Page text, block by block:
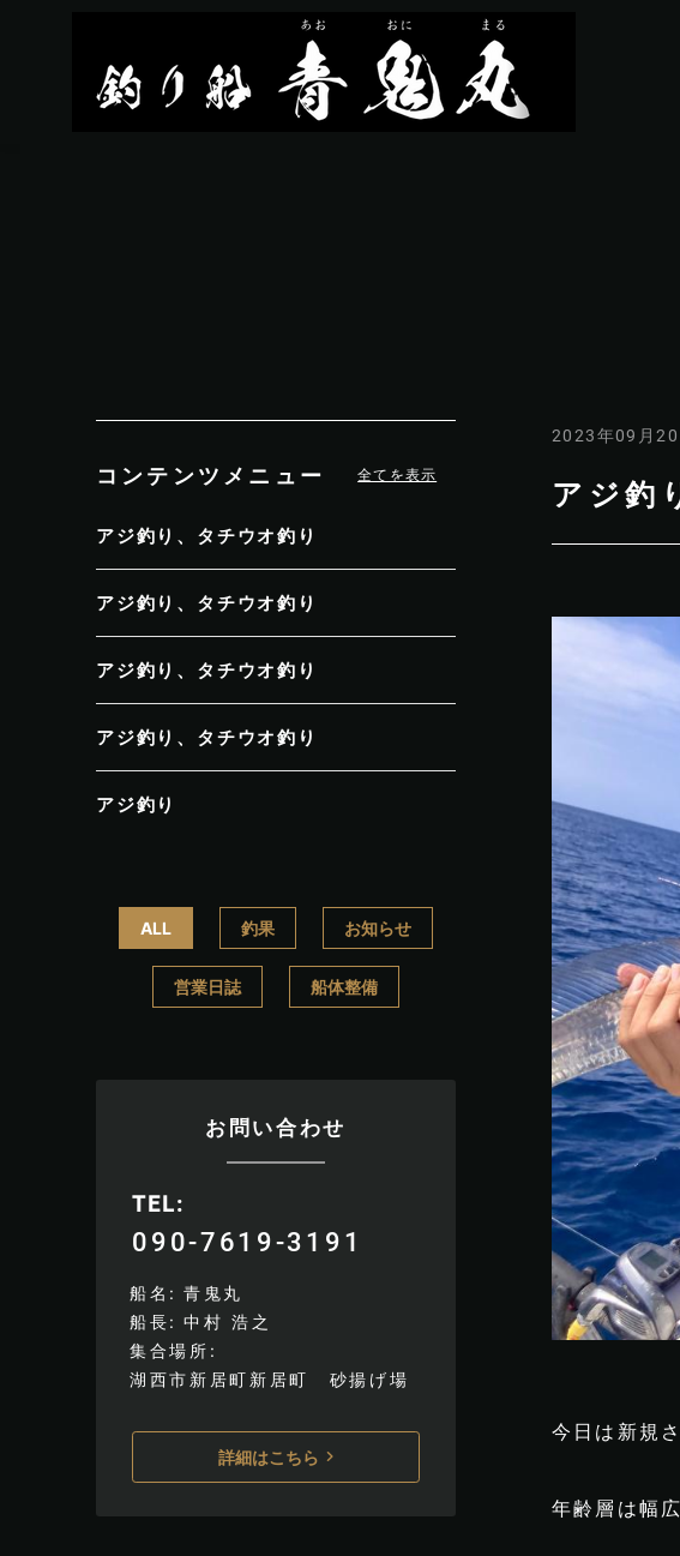
2023年09月20
アジ釣
今日は新規
年齢層は幅
コンテンツメニュー 全てを表示
アジ釣り、タチウオ釣り
アジ釣り、タチウオ釣り
アジ釣り、タチウオ釣り
アジ釣り、タチウオ釣り
アジ釣り
ALL 釣果 お知らせ
営業日誌 船体整備
お問い合わせ
TEL
090-7619-3191
船名
青鬼丸
船長
中村 浩之
集合場所
湖西市新居町新居町 砂揚げ場
詳細はこちら